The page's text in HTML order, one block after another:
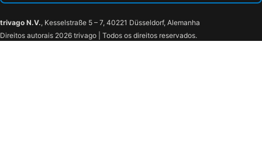
trivago N.V., Kesselstraße 5 – 7, 40221 Düsseldorf, Alemanha
Direitos autorais 2026 trivago | Todos os direitos reservados.